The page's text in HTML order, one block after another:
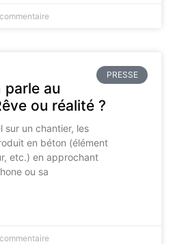
PRESSE
parle au
ou réalité ?
sur un chantier, les
en béton (élément
etc.) en approchant
ou sa